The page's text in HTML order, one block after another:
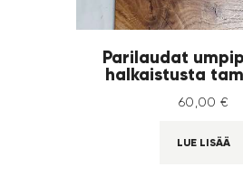
Parilaudat
halkaistusta
60 00 €
LUE LISÄÄ